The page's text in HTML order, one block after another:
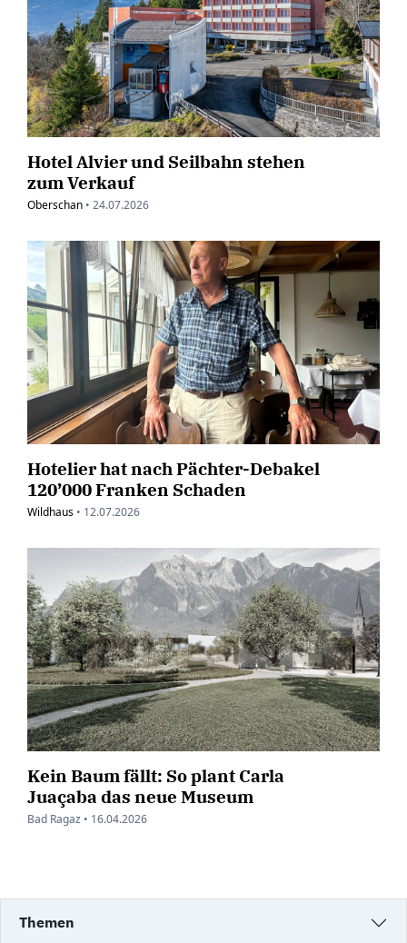
Hotel Alvier und Seilbahn stehen
zum Verkauf
Oberschan • 24.07.2026
Hotelier hat nach Pächter-Debakel
120’000 Franken Schaden
Wildhaus • 12.07.2026
Kein Baum fällt: So plant Carla
Juaçaba das neue Museum
Bad Ragaz • 16.04.2026
Themen